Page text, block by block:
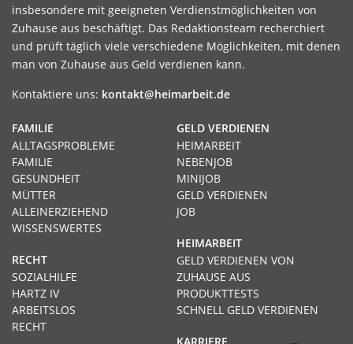
insbesondere mit geeigneten Verdienstmöglichkeiten von
Zuhause aus beschäftigt. Das Redaktionsteam recherchiert
und prüft täglich viele verschiedene Möglichkeiten, mit denen
man von Zuhause aus Geld verdienen kann.
Kontaktiere uns: kontakt@heimarbeit.de
GELD VERDIENEN
HEIMARBEIT
NEBENJOB
MINIJOB
GELD VERDIENEN
JOB
HEIMARBEIT
GELD VERDIENEN VON
ZUHAUSE AUS
PRODUKTTESTS
SCHNELL GELD VERDIENEN
KARRIERE
FAMILIE
ALLTAGSPROBLEME
FAMILIE
GESUNDHEIT
MÜTTER
ALLEINERZIEHEND
WISSENSWERTES
RECHT
SOZIALHILFE
HARTZ IV
ARBEITSLOS
RECHT